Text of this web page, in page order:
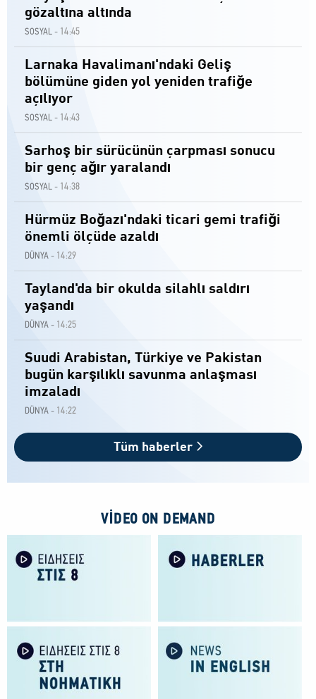
gözaltına altında
SOSYAL - 14:45
Larnaka Havalimanı'ndaki Geliş
bölümüne giden yol yeniden trafiğe
açılıyor
SOSYAL - 14:43
Sarhoş bir sürücünün çarpması sonucu
bir genç ağır yaralandı
SOSYAL - 14:38
Hürmüz Boğazı'ndaki ticari gemi trafiği
önemli ölçüde azaldı
DÜNYA - 14:29
Tayland'da bir okulda silahlı saldırı
yaşandı
DÜNYA - 14:25
Suudi Arabistan, Türkiye ve Pakistan
bugün karşılıklı savunma anlaşması
imzaladı
DÜNYA - 14:22
Tüm haberler
VIDEO ON DEMAND